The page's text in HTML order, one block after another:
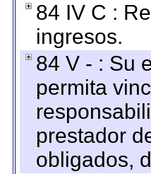
84 IV C :
ingresos.
84 V - : Su
permita
prestador
obligados,